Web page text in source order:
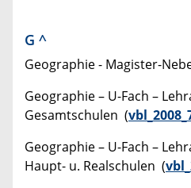
G ^
Geographie - Magister-
Geographie – U-Fach –
Gesamtschulen (
Geographie – U-Fach –
Haupt- u. Realschulen (